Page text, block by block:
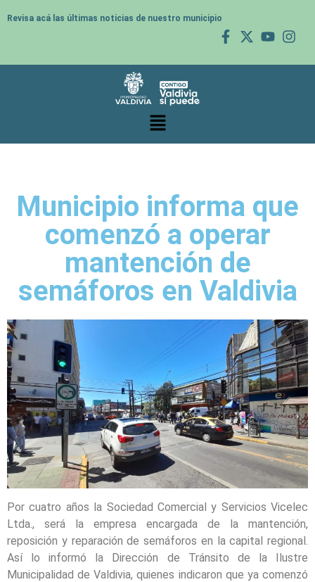
Revisa acá las últimas noticias de nuestro municipio
Municipio informa que
comenzó a operar
mantención de
semáforos en Valdivia
Por cuatro años la Sociedad Comercial y Servicios Vicelec
Ltda., será la empresa encargada de la mantención,
reposición y reparación de semáforos en la capital regional.
Así lo informó la Dirección de Tránsito de la Ilustre
Municipalidad de Valdivia, quienes indicaron que ya comenzó